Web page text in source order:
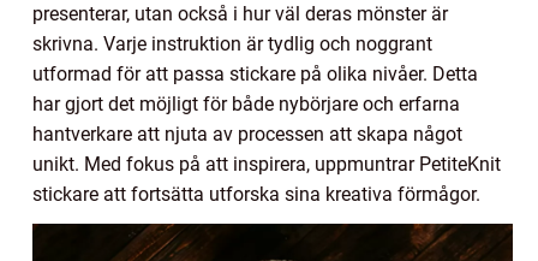
presenterar, utan också i hur väl deras mönster är
skrivna. Varje instruktion är tydlig och noggrant
utformad för att passa stickare på olika nivåer. Detta
har gjort det möjligt för både nybörjare och erfarna
hantverkare att njuta av processen att skapa något
unikt. Med fokus på att inspirera, uppmuntrar PetiteKnit
stickare att fortsätta utforska sina kreativa förmågor.